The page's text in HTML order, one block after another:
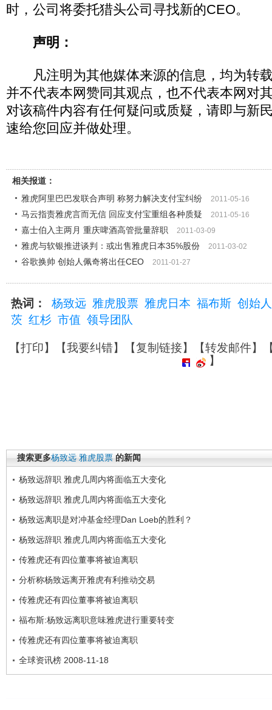
时，公司将委托猎头公司寻找新的CEO。
声明：
凡注明为其他媒体来源的信息，均为转
并不代表本网赞同其观点，也不代表本网对
对该稿件内容有任何疑问或质疑，请即与新
速给您回应并做处理。
相关报道：
雅虎阿里巴巴发联合声明 称努力解决支付宝纠纷
2011-05-16
马云指责雅虎言而无信 回应支付宝重组各种质疑 2011-05-16
嘉士伯入主两月 重庆啤酒高管批量辞职 2011-03-09
雅虎与软银推进谈判：或出售雅虎日本35%股份 2011-03-02
谷歌换帅 创始人佩奇将出任CEO 2011-01-27
热词： 杨致远 雅虎股票 雅虎日本 福布斯 创始人
茨 红杉 市值 领导团队
【打印】【我要纠错】【复制链接】【转发邮件】
】
搜索更多杨致远 雅虎股票 的新闻
杨致远辞职 雅虎几周内将面临五大变化
杨致远辞职 雅虎几周内将面临五大变化
杨致远离职是对冲基金经理Dan Loeb的胜利？
杨致远辞职 雅虎几周内将面临五大变化
传雅虎还有四位董事将被迫离职
分析称杨致远离开雅虎有利推动交易
传雅虎还有四位董事将被迫离职
福布斯:杨致远离职意味雅虎进行重要转变
传雅虎还有四位董事将被迫离职
全球资讯榜 2008-11-18